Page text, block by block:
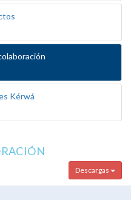
Kérwá
Descargas